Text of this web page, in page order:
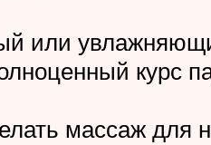
или
курс
массаж для